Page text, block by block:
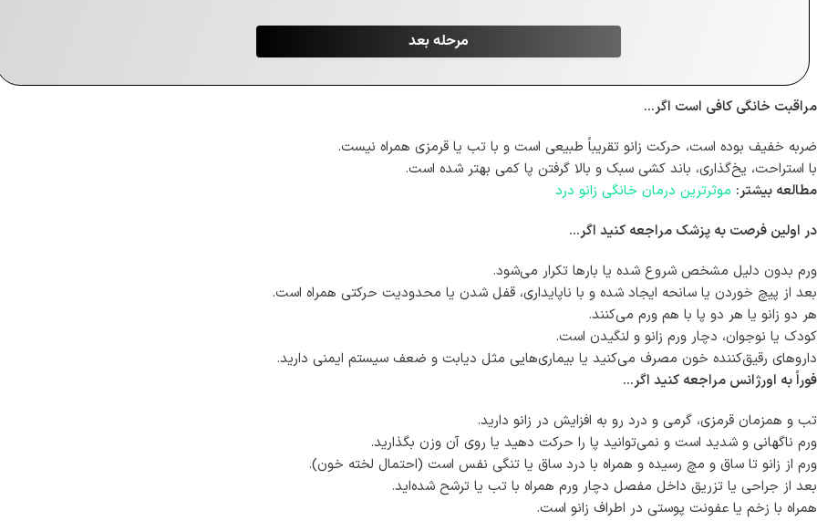
مراقبت خانگی کافی است اگر…
ضربه خفیف بوده است، حرکت زانو تقریباً طبیعی است و با تب یا قرمزی همراه نیست.
با استراحت، یخ‌گذاری، باند کشی سبک و بالا گرفتن پا کمی بهتر شده است.
مطالعه بیشتر: موثرترین درمان‌ خانگی زانو درد
در اولین فرصت به پزشک مراجعه کنید اگر…
ورم بدون دلیل مشخص شروع شده یا بارها تکرار می‌شود.
بعد از پیچ خوردن یا سانحه ایجاد شده و با ناپایداری، قفل شدن یا محدودیت حرکتی همراه است.
هر دو زانو یا هر دو پا با هم ورم می‌کنند.
کودک یا نوجوان، دچار ورم زانو و لنگیدن است.
داروهای رقیق‌کننده خون مصرف می‌کنید یا بیماری‌هایی مثل دیابت و ضعف سیستم ایمنی دارید.
فوراً به اورژانس مراجعه کنید اگر…
تب و همزمان قرمزی، گرمی و درد رو به افزایش در زانو دارید.
ورم ناگهانی و شدید است و نمی‌توانید پا را حرکت دهید یا روی آن وزن بگذارید.
ورم از زانو تا ساق و مچ رسیده و همراه با درد ساق یا تنگی نفس است (احتمال لخته خون).
بعد از جراحی یا تزریق داخل مفصل دچار ورم همراه با تب یا ترشح شده‌اید.
همراه با زخم یا عفونت پوستی در اطراف زانو است.